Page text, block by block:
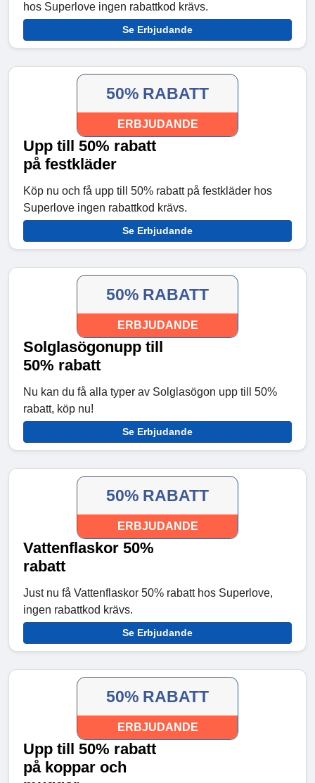
hos Superlove ingen rabattkod krävs.
Se Erbjudande
50% RABATT
ERBJUDANDE
Upp till 50% rabatt
på festkläder
Köp nu och få upp till 50% rabatt på festkläder hos
Superlove ingen rabattkod krävs.
Se Erbjudande
50% RABATT
ERBJUDANDE
Solglasögonupp till
50% rabatt
Nu kan du få alla typer av Solglasögon upp till 50%
rabatt, köp nu!
Se Erbjudande
50% RABATT
ERBJUDANDE
Vattenflaskor 50%
rabatt
Just nu få Vattenflaskor 50% rabatt hos Superlove,
ingen rabattkod krävs.
Se Erbjudande
50% RABATT
ERBJUDANDE
Upp till 50% rabatt
på koppar och